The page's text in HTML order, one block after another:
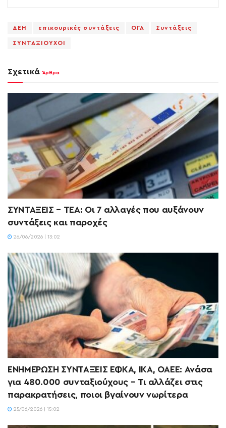
ΔΕΗ επικουρικές συντάξεις ΟΓΑ Συντάξεις
ΣΥΝΤΑΞΙΟΥΧΟΙ
Σχετικά Άρθρα
ΣΥΝΤΑΞΕΙΣ – ΤΕΑ: Οι 7 αλλαγές που αυξάνουν
συντάξεις και παροχές
26/06/2026 | 13:02
ΕΝΗΜΕΡΩΣΗ ΣΥΝΤΑΞΕΙΣ ΕΦΚΑ, ΙΚΑ, ΟΑΕΕ: Ανάσα
για 480.000 συνταξιούχους – Τι αλλάζει στις
παρακρατήσεις, ποιοι βγαίνουν νωρίτερα
25/06/2026 | 15:02